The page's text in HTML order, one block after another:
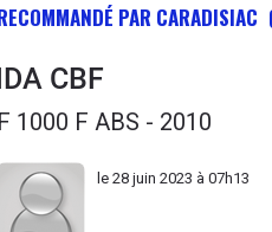
PAR CARADISIAC
CBF
1000 F ABS - 2010
le 28 juin 2023 à 07h13